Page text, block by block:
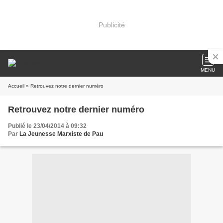
Publicité
MENU
Accueil » Retrouvez notre dernier numéro
Retrouvez notre dernier numéro
Publié le 23/04/2014 à 09:32
Par La Jeunesse Marxiste de Pau